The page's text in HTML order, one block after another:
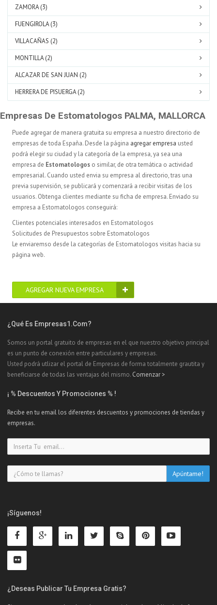
ZAMORA (3)
FUENGIROLA (3)
VILLACAÑAS (2)
MONTILLA (2)
ALCAZAR DE SAN JUAN (2)
HERRERA DE PISUERGA (2)
Empresas De Estomatologos PALMA, MALLORCA
Puede agregar de manera gratuita su empresa a nuestro directorio de
empresas de toda España. Desde la página agregar empresa usted
podrá elegir su ciudad y la categoría de la empresa, ya sea una
empresa de Estomatologos o similar, de otra temática o actividad
empresarial. Cuando usted envia su empresa al directorio, tras una
previa supervisión, se publicará y comenzará a recibir visitas de los
usuarios. Obtenga clientes mediante su ficha de empresa. Enviado su
empresa a Estomatologos conseguirá:
Clientes potenciales interesados en Estomatologos
Solicitudes de Presupuestos sobre Estomatologos
Le enviaremso desde la categorías de Estomatologos visitas hacia su
página web.
AGREGAR NUEVA EMPRESA
¿Qué Es Empresas1.com?
Somos un portal gratuito de empresas en el que nuestro objetivo principal
es un punto de conexión entre particulares y empresas.
Usted podrá utlizar el portal de Empresas de forma totalmente grautita y
beneficiarse de todas las ventajas del mismo. Comenzar >
¡ % Descuentos Y Promociones % !
Recibe en tu email los diferentes descuentos y promociones de tiendas y
empresas.
¡Síguenos!
¿Deseas Publicar Tu Empresa Gratis?